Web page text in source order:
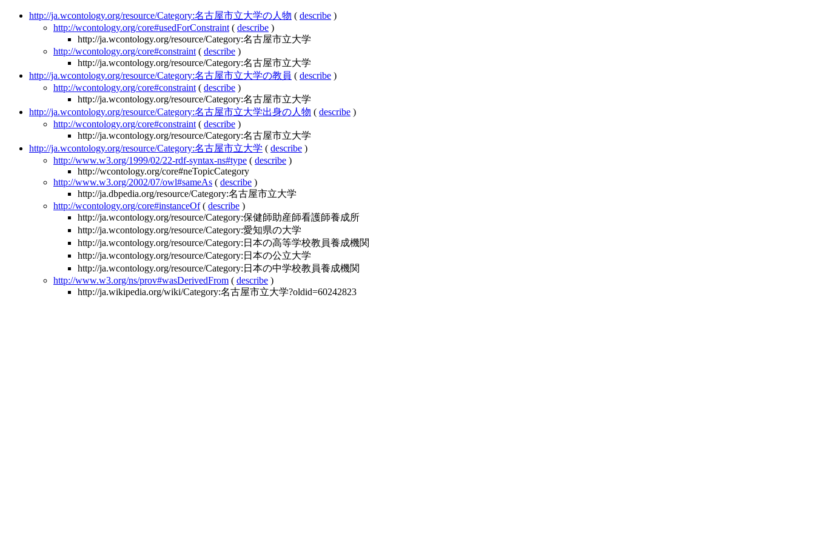
http://ja.wcontology.org/resource/Category:名古屋市立大学の人物 ( describe )
http://wcontology.org/core#usedForConstraint ( describe )
http://ja.wcontology.org/resource/Category:名古屋市立大学
http://wcontology.org/core#constraint ( describe )
http://ja.wcontology.org/resource/Category:名古屋市立大学
http://ja.wcontology.org/resource/Category:名古屋市立大学の教員 ( describe )
http://wcontology.org/core#constraint ( describe )
http://ja.wcontology.org/resource/Category:名古屋市立大学
http://ja.wcontology.org/resource/Category:名古屋市立大学出身の人物 ( describe )
http://wcontology.org/core#constraint ( describe )
http://ja.wcontology.org/resource/Category:名古屋市立大学
http://ja.wcontology.org/resource/Category:名古屋市立大学 ( describe )
http://www.w3.org/1999/02/22-rdf-syntax-ns#type ( describe )
http://wcontology.org/core#neTopicCategory
http://www.w3.org/2002/07/owl#sameAs ( describe )
http://ja.dbpedia.org/resource/Category:名古屋市立大学
http://wcontology.org/core#instanceOf( describe )
http://ja.wcontology.org/resource/Category:保健師助産師看護師養成所
http://ja.wcontology.org/resource/Category:愛知県の大学
http://ja.wcontology.org/resource/Category:日本の高等学校教員養成機関
http://ja.wcontology.org/resource/Category:日本の公立大学
http://ja.wcontology.org/resource/Category:日本の中学校教員養成機関
http://www.w3.org/ns/prov#wasDerivedFrom ( describe )
http://ja.wikipedia.org/wiki/Category:名古屋市立大学?oldid=60242823